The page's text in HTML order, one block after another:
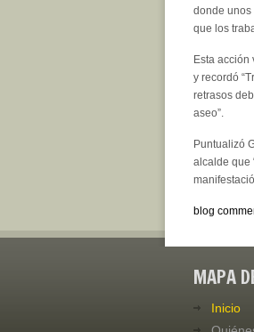
donde unos
que los
Esta acción
y recordó
retrasos
aseo”.
Puntualizó
alcalde que
blog
MAPA
Inicio